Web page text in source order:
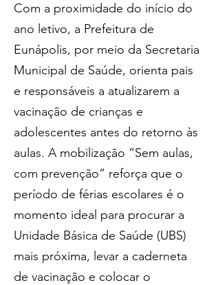
Com a proximidade do início do
ano letivo, a Prefeitura de
Eunápolis, por meio da Secretaria
Municipal de Saúde, orienta pais
e responsáveis a atualizarem a
vacinação de crianças e
adolescentes antes do retorno às
aulas. A mobilização “Sem aulas,
com prevenção” reforça que o
período de férias escolares é o
momento ideal para procurar a
Unidade Básica de Saúde (UBS)
mais próxima, levar a caderneta
de vacinação e colocar o